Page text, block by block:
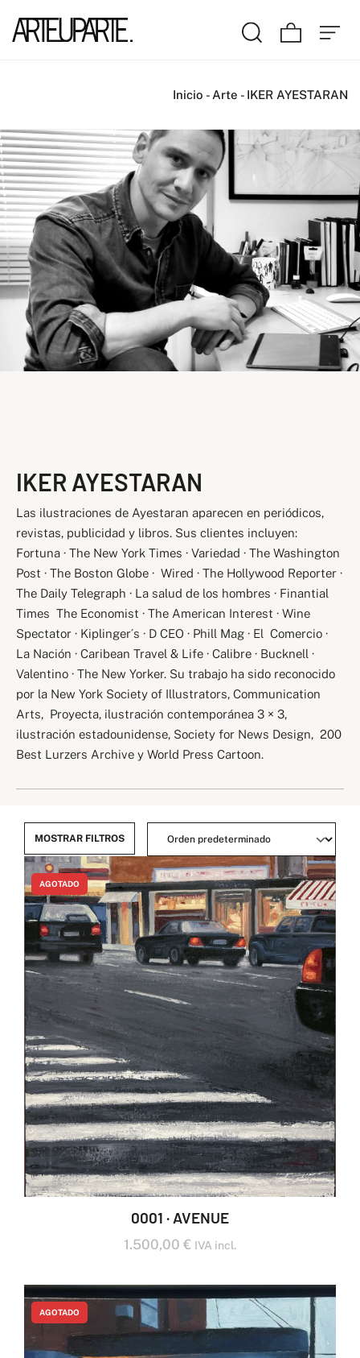
Inicio - Arte - IKER AYESTARAN
IKER AYESTARAN
Las ilustraciones de Ayestaran aparecen en periódicos,
revistas, publicidad y libros. Sus clientes incluyen:
Fortuna · The New York Times · Variedad · The Washington
Post · The Boston Globe · Wired · The Hollywood Reporter ·
The Daily Telegraph · La salud de los hombres · Finantial
Times The Economist · The American Interest · Wine
Spectator · Kiplinger´s · D CEO · Phill Mag · El Comercio ·
La Nación · Caribean Travel & Life · Calibre · Bucknell ·
Valentino · The New Yorker. Su trabajo ha sido reconocido
por la New York Society of Illustrators, Communication
Arts, Proyecta, ilustración contemporánea 3 × 3,
ilustración estadounidense, Society for News Design, 200
Best Lurzers Archive y World Press Cartoon.
MOSTRAR FILTROS
0001 · AVENUE
1.500,00 € IVA incl.